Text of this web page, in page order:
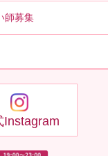
師募集
Instagram